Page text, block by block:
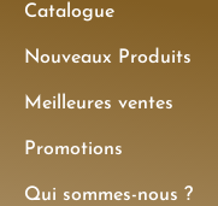
Catalogue
Nouveaux Produits
Meilleures ventes
Promotions
Qui sommes-nous ?